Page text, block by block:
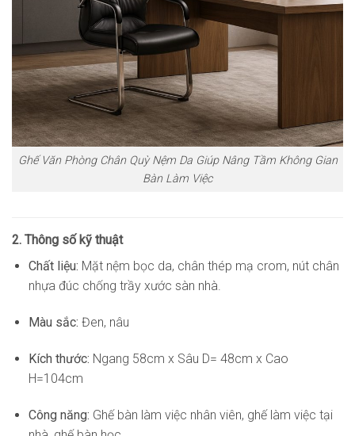
Ghế Văn Phòng Chân Quỳ Nệm Da Giúp Nâng Tầm Không Gian
Bàn Làm Việc
2. Thông số kỹ thuật
Chất liệu: Mặt nệm bọc da, chân thép mạ crom, nút chân
nhựa đúc chống trầy xước sàn nhà.
Màu sắc: Đen, nâu
Kích thước: Ngang 58cm x Sâu D= 48cm x Cao
H=104cm
Công năng: Ghế bàn làm việc nhân viên, ghế làm việc tại